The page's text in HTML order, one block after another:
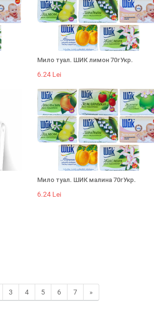
Мило туал. ШИК лимон 70гУкр.
6.24 Lei
Мило туал. ШИК малина 70гУкр.
6.24 Lei
3 4 5 6 7 »